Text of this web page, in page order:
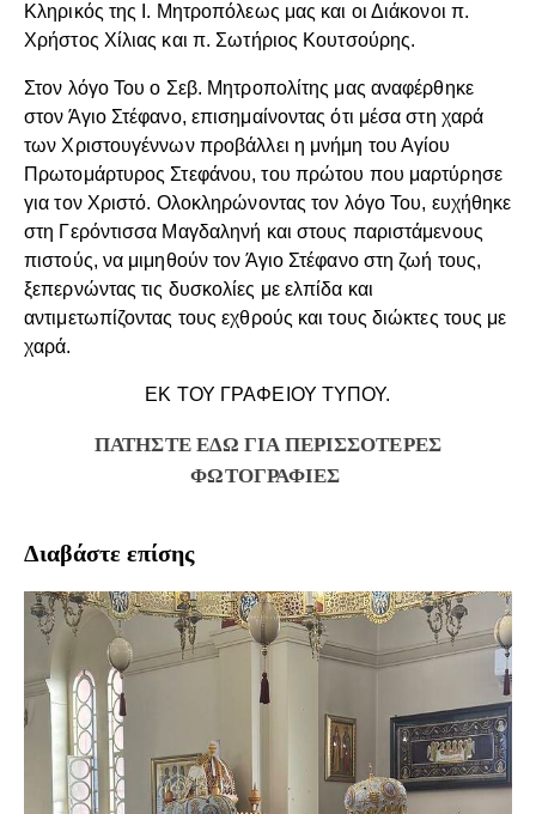
Κληρικός της Ι. Μητροπόλεως μας και οι Διάκονοι π.
Χρήστος Χίλιας και π. Σωτήριος Κουτσούρης.
Στον λόγο Του ο Σεβ. Μητροπολίτης μας αναφέρθηκε
στον Άγιο Στέφανο, επισημαίνοντας ότι μέσα στη χαρά
των Χριστουγέννων προβάλλει η μνήμη του Αγίου
Πρωτομάρτυρος Στεφάνου, του πρώτου που μαρτύρησε
για τον Χριστό. Ολοκληρώνοντας τον λόγο Του, ευχήθηκε
στη Γερόντισσα Μαγδαληνή και στους παριστάμενους
πιστούς, να μιμηθούν τον Άγιο Στέφανο στη ζωή τους,
ξεπερνώντας τις δυσκολίες με ελπίδα και
αντιμετωπίζοντας τους εχθρούς και τους διώκτες τους με
χαρά.
ΕΚ ΤΟΥ ΓΡΑΦΕΙΟΥ ΤΥΠΟΥ.
ΠΑΤΗΣΤΕ ΕΔΩ ΓΙΑ ΠΕΡΙΣΣΟΤΕΡΕΣ
ΦΩΤΟΓΡΑΦΙΕΣ
Διαβάστε επίσης